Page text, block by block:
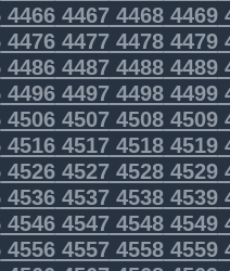
4466446744684469
4476447744784479
4486448744884489
4496449744984499
4506450745084509
4516451745184519
4526452745284529
4536453745384539
4546454745484549
4556455745584559